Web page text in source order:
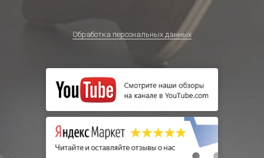
Обработка персональных данных